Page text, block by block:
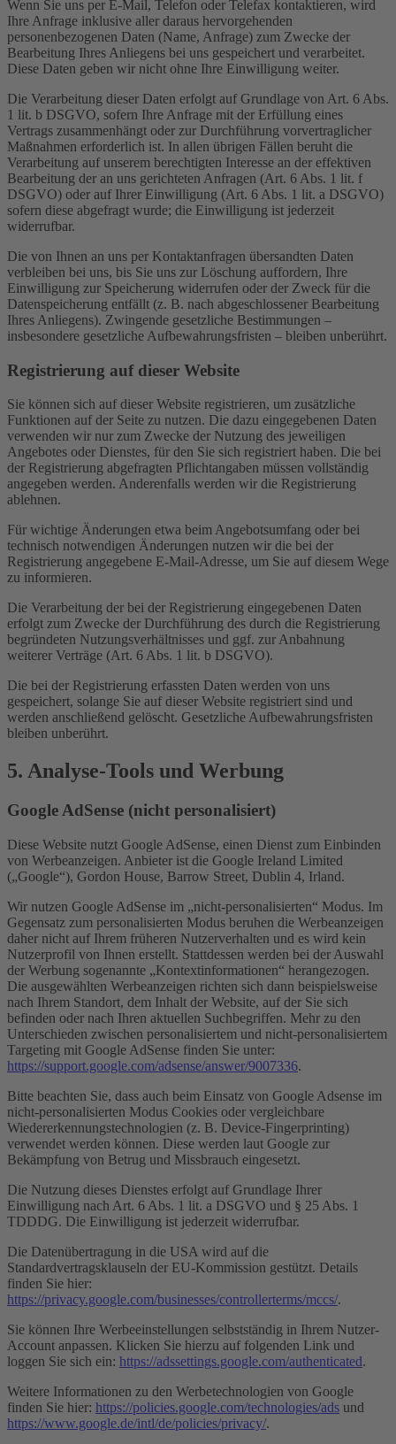
Wenn Sie uns per E-Mail, Telefon oder Telefax kontaktieren, wird
Ihre Anfrage inklusive aller daraus hervorgehenden
personenbezogenen Daten (Name, Anfrage) zum Zwecke der
Bearbeitung Ihres Anliegens bei uns gespeichert und verarbeitet.
Diese Daten geben wir nicht ohne Ihre Einwilligung weiter.
Die Verarbeitung dieser Daten erfolgt auf Grundlage von Art. 6 Abs.
1 lit. b DSGVO, sofern Ihre Anfrage mit der Erfüllung eines
Vertrags zusammenhängt oder zur Durchführung vorvertraglicher
Maßnahmen erforderlich ist. In allen übrigen Fällen beruht die
Verarbeitung auf unserem berechtigten Interesse an der effektiven
Bearbeitung der an uns gerichteten Anfragen (Art. 6 Abs. 1 lit. f
DSGVO) oder auf Ihrer Einwilligung (Art. 6 Abs. 1 lit. a DSGVO)
sofern diese abgefragt wurde; die Einwilligung ist jederzeit
widerrufbar.
Die von Ihnen an uns per Kontaktanfragen übersandten Daten
verbleiben bei uns, bis Sie uns zur Löschung auffordern, Ihre
Einwilligung zur Speicherung widerrufen oder der Zweck für die
Datenspeicherung entfällt (z. B. nach abgeschlossener Bearbeitung
Ihres Anliegens). Zwingende gesetzliche Bestimmungen –
insbesondere gesetzliche Aufbewahrungsfristen – bleiben unberührt.
Registrierung auf dieser Website
Sie können sich auf dieser Website registrieren, um zusätzliche
Funktionen auf der Seite zu nutzen. Die dazu eingegebenen Daten
verwenden wir nur zum Zwecke der Nutzung des jeweiligen
Angebotes oder Dienstes, für den Sie sich registriert haben. Die bei
der Registrierung abgefragten Pflichtangaben müssen vollständig
angegeben werden. Anderenfalls werden wir die Registrierung
ablehnen.
Für wichtige Änderungen etwa beim Angebotsumfang oder bei
technisch notwendigen Änderungen nutzen wir die bei der
Registrierung angegebene E-Mail-Adresse, um Sie auf diesem Wege
zu informieren.
Die Verarbeitung der bei der Registrierung eingegebenen Daten
erfolgt zum Zwecke der Durchführung des durch die Registrierung
begründeten Nutzungsverhältnisses und ggf. zur Anbahnung
weiterer Verträge (Art. 6 Abs. 1 lit. b DSGVO).
Die bei der Registrierung erfassten Daten werden von uns
gespeichert, solange Sie auf dieser Website registriert sind und
werden anschließend gelöscht. Gesetzliche Aufbewahrungsfristen
bleiben unberührt.
5. Analyse-Tools und Werbung
Google AdSense (nicht personalisiert)
Diese Website nutzt Google AdSense, einen Dienst zum Einbinden
von Werbeanzeigen. Anbieter ist die Google Ireland Limited
(„Google“), Gordon House, Barrow Street, Dublin 4, Irland.
Wir nutzen Google AdSense im „nicht-personalisierten“ Modus. Im
Gegensatz zum personalisierten Modus beruhen die Werbeanzeigen
daher nicht auf Ihrem früheren Nutzerverhalten und es wird kein
Nutzerprofil von Ihnen erstellt. Stattdessen werden bei der Auswahl
der Werbung sogenannte „Kontextinformationen“ herangezogen.
Die ausgewählten Werbeanzeigen richten sich dann beispielsweise
nach Ihrem Standort, dem Inhalt der Website, auf der Sie sich
befinden oder nach Ihren aktuellen Suchbegriffen. Mehr zu den
Unterschieden zwischen personalisiertem und nicht-personalisiertem
Targeting mit Google AdSense finden Sie unter:
https://support.google.com/adsense/answer/9007336.
Bitte beachten Sie, dass auch beim Einsatz von Google Adsense im
nicht-personalisierten Modus Cookies oder vergleichbare
Wiedererkennungstechnologien (z. B. Device-Fingerprinting)
verwendet werden können. Diese werden laut Google zur
Bekämpfung von Betrug und Missbrauch eingesetzt.
Die Nutzung dieses Dienstes erfolgt auf Grundlage Ihrer
Einwilligung nach Art. 6 Abs. 1 lit. a DSGVO und § 25 Abs. 1
TDDDG. Die Einwilligung ist jederzeit widerrufbar.
Die Datenübertragung in die USA wird auf die
Standardvertragsklauseln der EU-Kommission gestützt. Details
finden Sie hier:
https://privacy.google.com/businesses/controllerterms/mccs/.
Sie können Ihre Werbeeinstellungen selbstständig in Ihrem Nutzer-
Account anpassen. Klicken Sie hierzu auf folgenden Link und
loggen Sie sich ein: https://adssettings.google.com/authenticated.
Weitere Informationen zu den Werbetechnologien von Google
finden Sie hier: https://policies.google.com/technologies/ads und
https://www.google.de/intl/de/policies/privacy/.